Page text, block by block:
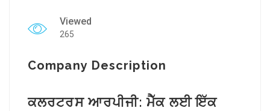
Viewed
265
Company Description
ਕਲਰਟਰਸ ਆਰਪੀਜੀ: ਮੈੱਕ ਲਈ ਇੱਕ